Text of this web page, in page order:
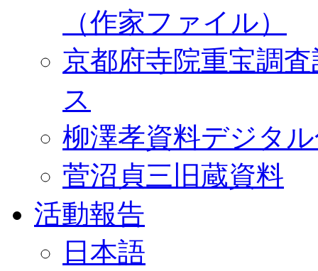
（作家ファイル）
京都府寺院重宝調
ス
柳澤孝資料デジタ
菅沼貞三旧蔵資料
活動報告
日本語